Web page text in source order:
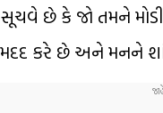
સૂચવે છે કે જો તમને
મદદ કરે છે અને